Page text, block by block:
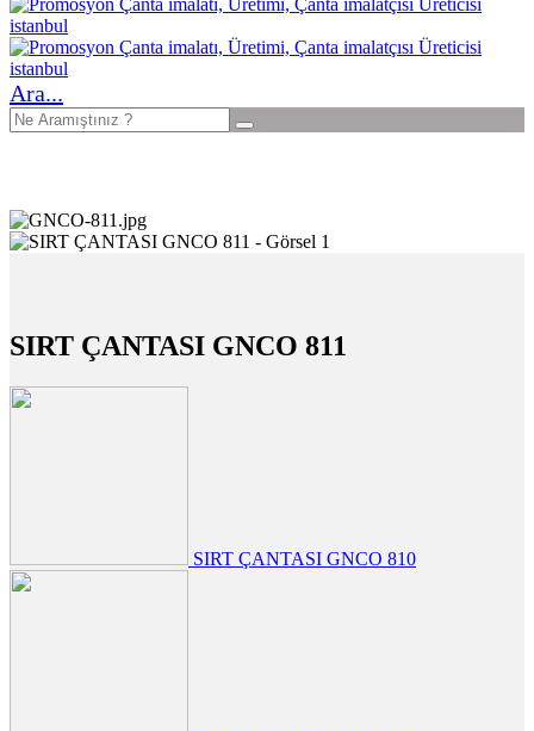
Ara...
SIRT ÇANTASI GNCO 811
SIRT ÇANTASI GNCO 810